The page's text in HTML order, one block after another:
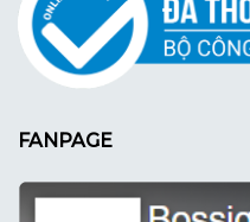
FANPAGE